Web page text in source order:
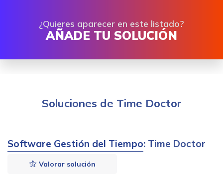
¿Quieres aparecer en este listado?
AÑADE TU SOLUCIÓN
Soluciones de Time Doctor
Software Gestión del Tiempo: Time Doctor
Valorar solución